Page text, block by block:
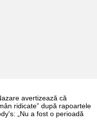
avertizează că
ridicate” după rapoartele
„Nu a fost o perioadă